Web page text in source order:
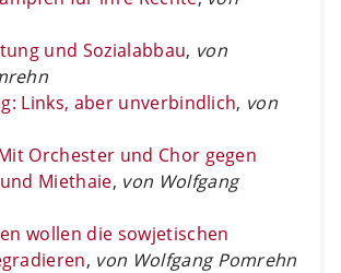
und Sozialabbau, von
Links, aber unverbindlich, von
Orchester und Chor gegen
Miethaie, von Wolfgang
wollen die sowjetischen
, von Wolfgang Pomrehn